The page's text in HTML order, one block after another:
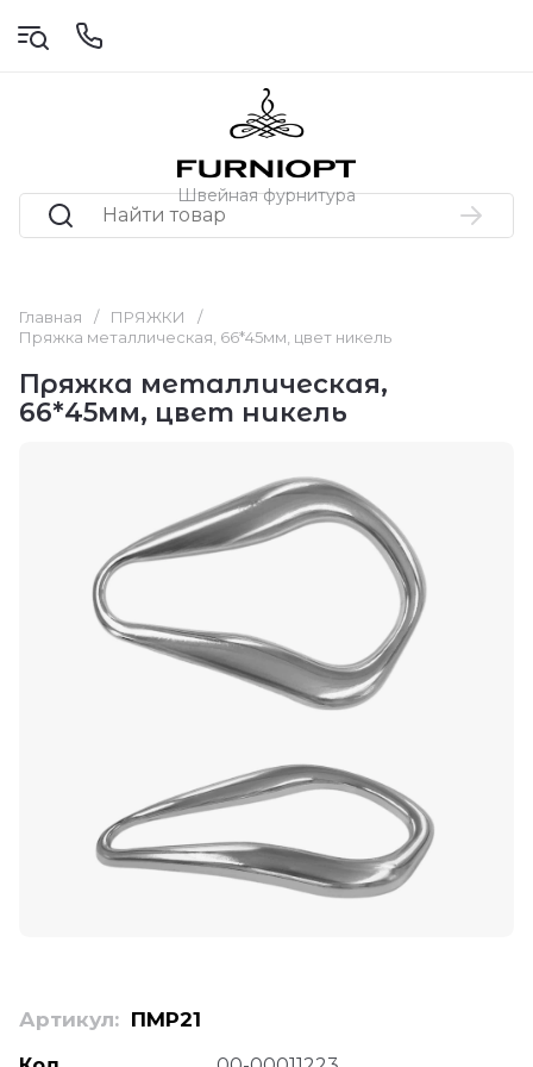
Швейная фурнитура
Главная / ПРЯЖКИ
/
Пряжка металлическая, 66*45мм, цвет никель
Пряжка металлическая,
66*45мм, цвет никель
Артикул: ПМР21